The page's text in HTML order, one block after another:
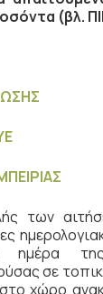
(βλ.
των
της
σε
χώρο